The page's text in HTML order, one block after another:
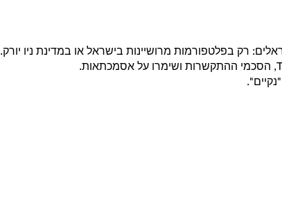
רק בפלטפורמות מרושיינות בישראל או במדינת ניו יורק.